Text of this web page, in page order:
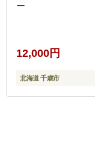
ー
12,000円
北海道 千歳市